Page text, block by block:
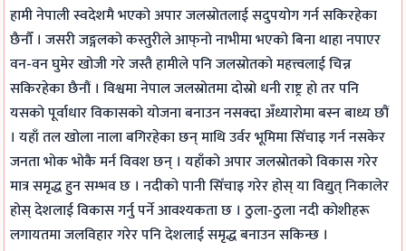
हामी नेपाली स्वदेशमै भएको अपार जलस्रोतलाई सदुपयोग गर्न सकिरहेका
छैनौँ । जसरी जङ्गलको कस्तुरीले आफ्‌नो नाभीमा भएको बिना थाहा नपाएर
वन-वन घुमेर खोजी गरे जस्तै हामीले पनि जलस्रोतको महत्त्वलाई चिन्न
सकिरहेका छैनौं । विश्वमा नेपाल जलस्रोतमा दोस्रो धनी राष्ट्र हो तर पनि
यसको पूर्वाधार विकासको योजना बनाउन नसक्दा अँध्यारोमा बस्न बाध्य छौं
। यहाँ तल खोला नाला बगिरहेका छन् माथि उर्वर भूमिमा सिँचाइ गर्न नसकेर
जनता भोक भोकै मर्न विवश छन् । यहाँको अपार जलस्रोतको विकास गरेर
मात्र समृद्ध हुन सम्भव छ । नदीको पानी सिँचाइ गरेर होस् या विद्युत् निकालेर
होस् देशलाई विकास गर्नु पर्ने आवश्यकता छ । ठुला-ठुला नदी कोशीहरू
लगायतमा जलविहार गरेर पनि देशलाई समृद्ध बनाउन सकिन्छ ।
i
d
e
(
I
O
E
N
l
l
a
b
u
s
)
|
N
E
N
e
w
S
y
l
a
e
(
I
O
E
N
e
w
(
I
O
E
N
e
w
S